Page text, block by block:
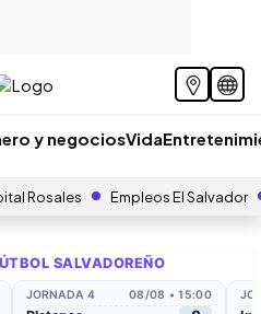
y negociosVida
Rosales Empleos El Salvador